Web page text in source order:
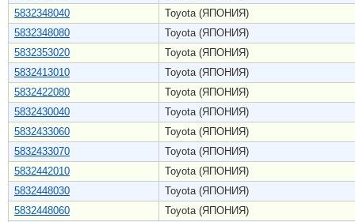
5832348040
Toyota (ЯПОНИЯ)
5832348080
Toyota (ЯПОНИЯ)
5832353020
Toyota (ЯПОНИЯ)
5832413010
Toyota (ЯПОНИЯ)
5832422080
Toyota (ЯПОНИЯ)
5832430040
Toyota (ЯПОНИЯ)
5832433060
Toyota (ЯПОНИЯ)
5832433070
Toyota (ЯПОНИЯ)
5832442010
Toyota (ЯПОНИЯ)
5832448030
Toyota (ЯПОНИЯ)
5832448060
Toyota (ЯПОНИЯ)